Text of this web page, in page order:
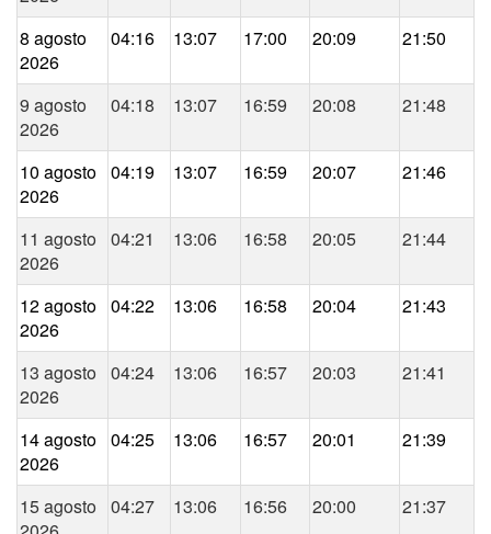
8 agosto
2026
04:16 13:07 17:00 20:09 21:50
9 agosto
2026
04:18 13:07 16:59 20:08 21:48
10 agosto
2026
04:19 13:07 16:59 20:07 21:46
11 agosto
2026
04:21 13:06 16:58 20:05 21:44
12 agosto
2026
04:22 13:06 16:58 20:04 21:43
13 agosto
2026
04:24 13:06 16:57 20:03 21:41
14 agosto
2026
04:25 13:06 16:57 20:01 21:39
15 agosto
04:27 13:06 16:56 20:00 21:37